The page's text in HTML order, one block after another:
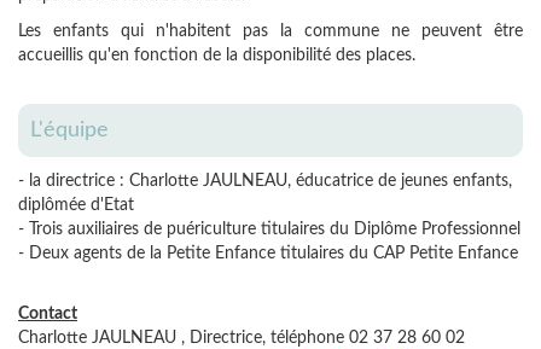
Les enfants qui n'habitent pas la commune ne peuvent être
accueillis qu'en fonction de la disponibilité des places.
L'équipe
- la directrice : Charlotte JAULNEAU, éducatrice de jeunes enfants,
diplômée d'Etat
- Trois auxiliaires de puériculture titulaires du Diplôme Professionnel
- Deux agents de la Petite Enfance titulaires du CAP Petite Enfance
Contact
Charlotte JAULNEAU , Directrice, téléphone 02 37 28 60 02